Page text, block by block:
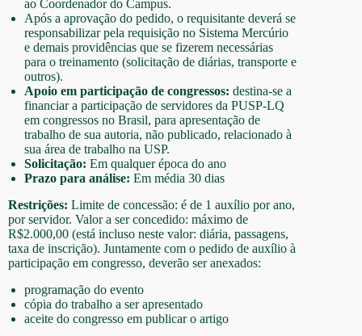
ao Coordenador do Campus.
Após a aprovação do pedido, o requisitante deverá se
responsabilizar pela requisição no Sistema Mercúrio
e demais providências que se fizerem necessárias
para o treinamento (solicitação de diárias, transporte e
outros).
Apoio em participação de congressos: destina-se a
financiar a participação de servidores da PUSP-LQ
em congressos no Brasil, para apresentação de
trabalho de sua autoria, não publicado, relacionado à
sua área de trabalho na USP.
Solicitação: Em qualquer época do ano
Prazo para análise: Em média 30 dias
Restrições: Limite de concessão: é de 1 auxílio por ano,
por servidor. Valor a ser concedido: máximo de
R$2.000,00 (está incluso neste valor: diária, passagens,
taxa de inscrição). Juntamente com o pedido de auxílio à
participação em congresso, deverão ser anexados:
programação do evento
cópia do trabalho a ser apresentado
aceite do congresso em publicar o artigo